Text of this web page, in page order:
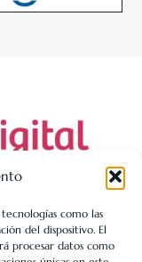
como las
del dispositivo. El
procesar datos como
ha sido beneficiaria
de la